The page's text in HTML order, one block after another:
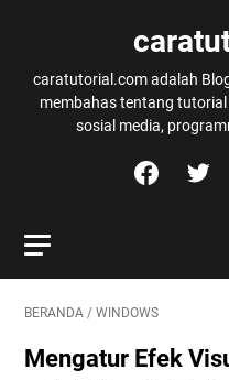
caratutorial.com adalah
membahas tentang
sosial media,
BERANDA / WINDOWS
Mengatur Efek